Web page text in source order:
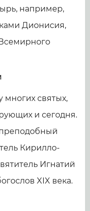
например,
Дионисия,
многих святых,
и сегодня.
Кирилло-
Игнатий
XIX века.